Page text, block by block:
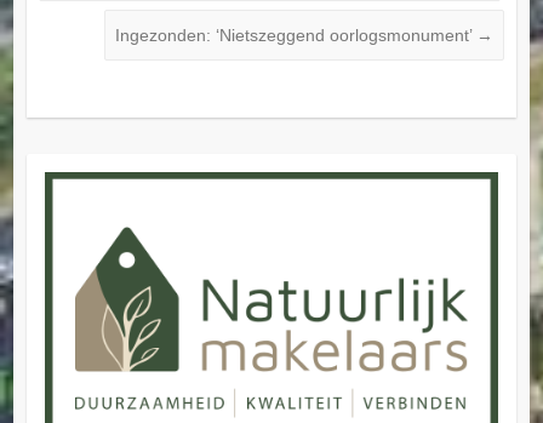
Ingezonden: ‘Nietszeggend oorlogsmonument’ →